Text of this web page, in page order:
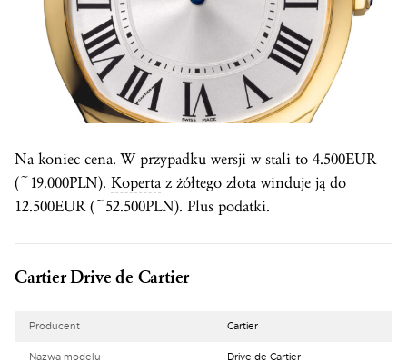
Na koniec cena. W przypadku wersji w stali to 4.500EUR
(~19.000PLN). Koperta z żółtego złota winduje ją do
12.500EUR (~52.500PLN). Plus podatki.
Cartier Drive de Cartier
Producent Cartier
Nazwa modelu Drive de Cartier